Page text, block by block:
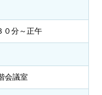
０分～正午
会議室